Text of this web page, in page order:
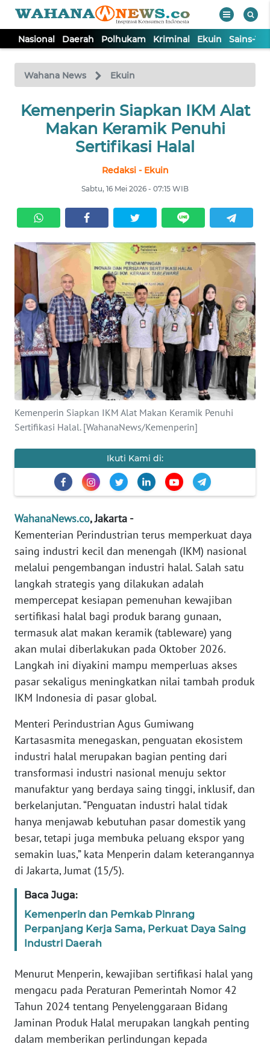
Nasional Daerah Polhukam Kriminal Ekuin Sains-
Wahana News Ekuin
Kemenperin Siapkan IKM Alat
Makan Keramik Penuhi
Sertifikasi Halal
Redaksi - Ekuin
Sabtu, 16 Mei 2026 - 07:15 WIB
Kemenperin Siapkan IKM Alat Makan Keramik Penuhi
Sertifikasi Halal. [WahanaNews/Kemenperin]
Ikuti Kami di:
WahanaNews.co, Jakarta -
Kementerian Perindustrian terus memperkuat daya
saing industri kecil dan menengah (IKM) nasional
melalui pengembangan industri halal. Salah satu
langkah strategis yang dilakukan adalah
mempercepat kesiapan pemenuhan kewajiban
sertifikasi halal bagi produk barang gunaan,
termasuk alat makan keramik (tableware) yang
akan mulai diberlakukan pada Oktober 2026.
Langkah ini diyakini mampu memperluas akses
pasar sekaligus meningkatkan nilai tambah produk
IKM Indonesia di pasar global.
Menteri Perindustrian Agus Gumiwang
Kartasasmita menegaskan, penguatan ekosistem
industri halal merupakan bagian penting dari
transformasi industri nasional menuju sektor
manufaktur yang berdaya saing tinggi, inklusif, dan
berkelanjutan. “Penguatan industri halal tidak
hanya menjawab kebutuhan pasar domestik yang
besar, tetapi juga membuka peluang ekspor yang
semakin luas,” kata Menperin dalam keterangannya
di Jakarta, Jumat (15/5).
Baca Juga:
Kemenperin dan Pemkab Pinrang
Perpanjang Kerja Sama, Perkuat Daya Saing
Industri Daerah
Menurut Menperin, kewajiban sertifikasi halal yang
mengacu pada Peraturan Pemerintah Nomor 42
Tahun 2024 tentang Penyelenggaraan Bidang
Jaminan Produk Halal merupakan langkah penting
dalam memberikan perlindungan kepada
TV
Tutup
NASIONAL
KRIMINAL
EKUIN
SAINS-TEKNO
KESEHATAN
INTERNASIONAL
SERBA-SERBI
PENDIDIKAN
OLAHRAGA
EDITORIAL
Informasi
INDEKS
BERITA
KONTAK
KAMI
INFO
IKLAN
KAMI
PEDOMAN
MEDIA
SIBER
REDAKSI
KARIR
DISCLAIMER
Regional
SUMUT
WN